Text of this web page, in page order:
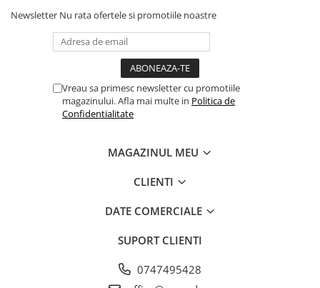
Newsletter Nu rata ofertele si promotiile noastre
Vreau sa primesc newsletter cu promotiile
magazinului. Afla mai multe in Politica de
Confidentialitate
MAGAZINUL MEU
CLIENTI
DATE COMERCIALE
SUPORT CLIENTI
0747495428